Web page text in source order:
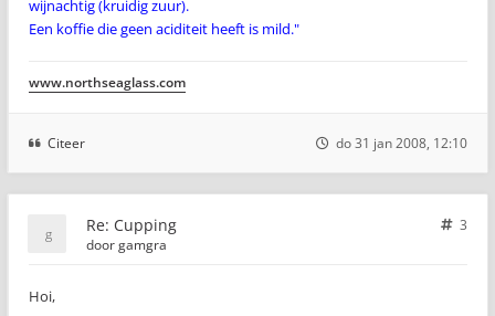
wijnachtig (kruidig zuur).
Een koffie die geen aciditeit heeft is mild."
www.northseaglass.com
Citeer do 31 jan 2008, 12:10
Re: Cupping
3
doorgamgra
Hoi,